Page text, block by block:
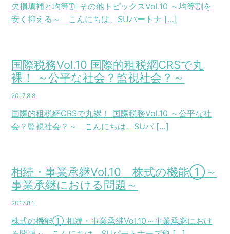
欠損填補と均等割 その他トピックスVol.10 ～均等割を
安く抑える～ こんにちは、SUパートナ […]
国際税務Vol.10 国際的租税網CRSで丸
裸！ ～公平な社会？監視社会？～
2017.8.8
国際的租税網CRSで丸裸！ 国際税務Vol.10 ～公平な社
会？監視社会？～ こんにちは。SUパ […]
相続・事業承継Vol.10 株式の機能①～
事業承継における問題～
2017.8.1
株式の機能① 相続・事業承継Vol.10～事業承継におけ